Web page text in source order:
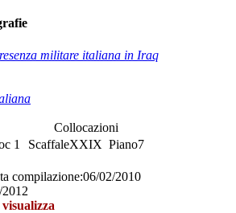
militare italiana in Iraq
1
Collocazioni
ScaffaleXXIX Piano7
compilazione:06/02/2010
visualizza